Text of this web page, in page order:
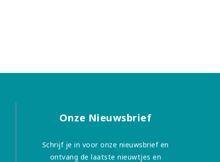
Onze Nieuwsbrief
Schrijf je in voor onze nieuwsbrief en
ontvang de laatste nieuwtjes en